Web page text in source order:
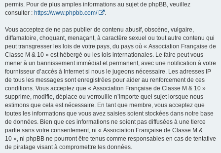
permis. Pour de plus amples informations au sujet de phpBB, veuillez
consulter : https://www.phpbb.com/
Vous acceptez de ne pas publier de contenu abusif, obscène, vulgaire,
diffamatoire, choquant, menaçant, à caractère sexuel ou tout autre contenu qui
peut transgresser les lois de votre pays, du pays où « Association Française de
Classe M & 10 » est hébergé ou les lois internationales. Le faire peut vous
mener à un bannissement immédiat et permanent, avec une notification à votre
fournisseur d’accès à Internet si nous le jugeons nécessaire. Les adresses IP
de tous les messages sont enregistrées pour aider au renforcement de ces
conditions. Vous acceptez que « Association Française de Classe M & 10 »
supprime, modifie, déplace ou verrouille n’importe quel sujet lorsque nous
estimons que cela est nécessaire. En tant que membre, vous acceptez que
toutes les informations que vous avez saisies soient stockées dans notre base
de données. Bien que ces informations ne soient pas diffusées à une tierce
partie sans votre consentement, ni « Association Française de Classe M &
10 », ni phpBB ne pourront être tenus comme responsables en cas de tentative
de piratage visant à compromettre les données.